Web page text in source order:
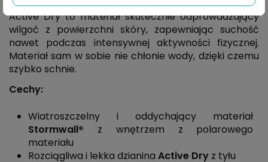
Active Dry to materiał skutecznie odprowadzający
wilgoć z powierzchni skóry, zapewniając suchość
nawet podczas intensywnej aktywności fizycznej.
Materiał sam w sobie nie chłonie wody, dzięki czemu
szybko schnie.
Cechy:
Wiatroszczelny i oddychający materiał
Stormwall® z wnętrzem z polarowego
materiału
Rozciągliwa i lekka dzianina Active Dry z tyłu